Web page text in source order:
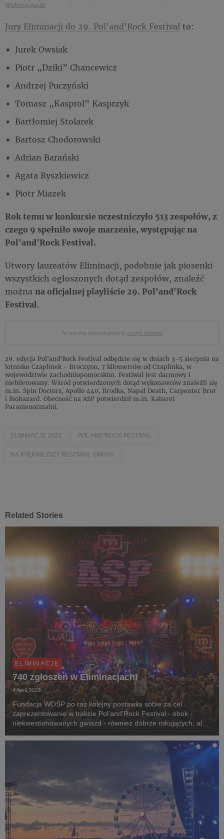
Widziszowski
Jury Eliminacji do 29. Pol'and'Rock Festival to:
Jurek Owsiak
Piotr „Dziki” Chancewicz
Andrzej Puczyński
Tomasz „Kasprol” Kasprzyk
Bartłomiej Stolarek
Bartosz Chodorowski
Adrian Barański
Agata Ryszkiewicz
Piotr Miazek
Rok temu w konkursie uczestniczyło 513 zespołów, z
czego 9 spełniło swoje marzenie, występując na
Pol'and'Rock Festival.
Utwory laureatów Eliminacji, podobnie jak piosenki
wszystkich ogłoszonych dotąd zespołów, znaleźć
można na oficjalnej playliście 29. Pol'and'Rock
Festival.
To see this content properly accept cookies.
29. edycja Pol'and'Rock Festival odbędzie się w dniach 3-5 sierpnia na
lotnisku Czaplinek - Broczyno, 7 kilometrów od Czaplinka, w
województwie zachodniopomorskim. Festiwal jest darmowy i
niebiletowany. Wśród potwierdzonych dotąd wykonawców znaleźli się
m.in. Spin Doctors, Apollo 440, Brodka, Napal Death, Carpenter Brut
i Biohazard. Obecność na ASP potwierdził m.in. Kabaret
Paranienormalni.
ELIMINACJE 2023 POL'AND'ROCK FESTIVAL
NAJPIĘKNIEJSZY FESTIWAL ŚWIATA
Related Stories
ELIMINACJE
740 zgłoszeń w Eliminacjach!
4 April 2023
Fundacja WOŚP po raz kolejny postawiła sobie za cel
zaprezentowanie w trakcie Pol'and'Rock Festival - obok
niekwestionowanych gwiazd - również dobrze rokujących, ale
wyłonić artystów, którzy otrzymają zaproszeni...